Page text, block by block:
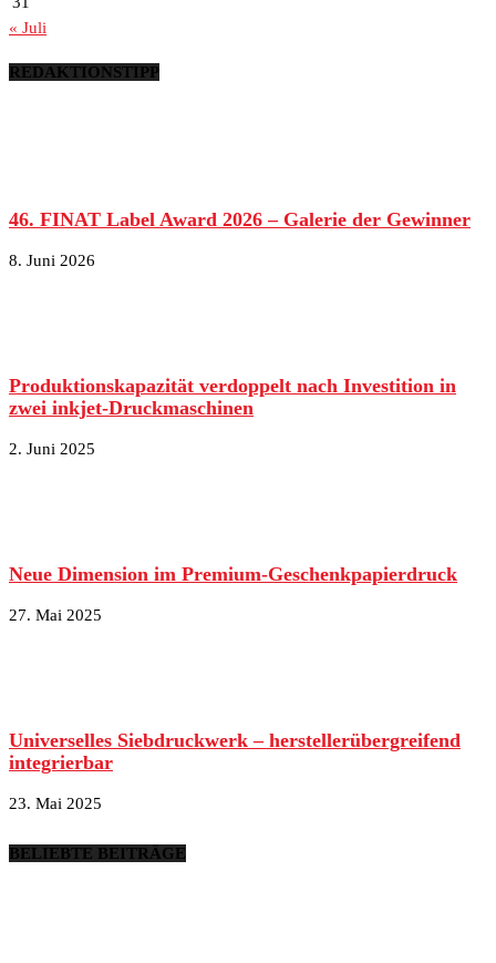
« Juli
REDAKTIONSTIPP
46. FINAT Label Award 2026 – Galerie der Gewinner
8. Juni 2026
Produktionskapazität verdoppelt nach Investition in
zwei inkjet-Druckmaschinen
2. Juni 2025
Neue Dimension im Premium-Geschenkpapierdruck
27. Mai 2025
Universelles Siebdruckwerk – herstellerübergreifend
integrierbar
23. Mai 2025
BELIEBTE BEITRÄGE